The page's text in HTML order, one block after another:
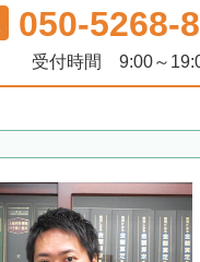
050-5268-
受付時間 9:00～